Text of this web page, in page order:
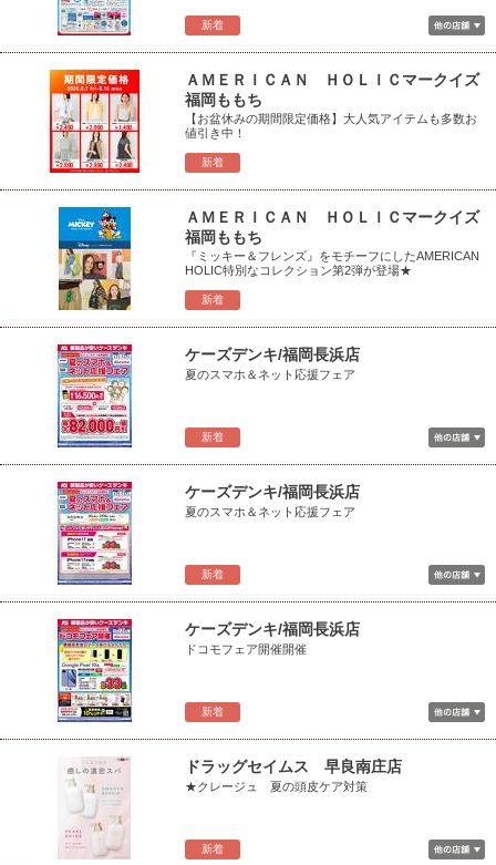
新着
新着
ＡＭＥＲＩＣＡＮ ＨＯＬＩＣマークイズ
福岡ももち
【お盆休みの期間限定価格】大人気アイテムも多数お
値引き中！
新着
ＡＭＥＲＩＣＡＮ ＨＯＬＩＣマークイズ
福岡ももち
『ミッキー＆フレンズ』をモチーフにしたAMERICAN
HOLIC特別なコレクション第2弾が登場★
新着
ケーズデンキ/福岡長浜店
夏のスマホ＆ネット応援フェア
新着
ケーズデンキ/福岡長浜店
夏のスマホ＆ネット応援フェア
新着
ケーズデンキ/福岡長浜店
ドコモフェア開催開催
新着
ドラッグセイムス 早良南庄店
★クレージュ 夏の頭皮ケア対策